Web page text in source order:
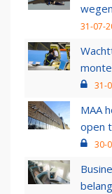
31-07-
31-
MAA
open
30-